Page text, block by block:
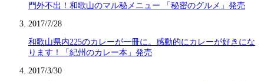
門外不出！和歌山のマル秘メニュー 「秘密のグルメ」発売
2017/7/28
和歌山県内225のカレーが一冊に。感動的にカレーが好きにな
ります！「紀州のカレー本」発売
2017/3/30